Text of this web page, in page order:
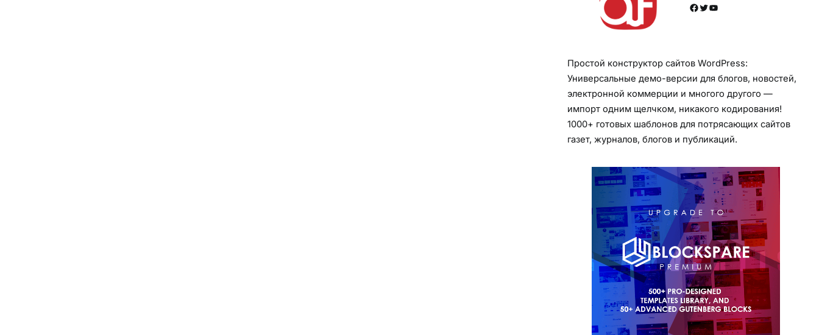
Facebook Twitter YouTube
Простой конструктор сайтов WordPress:
Универсальные демо-версии для блогов, новостей,
электронной коммерции и многого другого —
импорт одним щелчком, никакого кодирования!
1000+ готовых шаблонов для потрясающих сайтов
газет, журналов, блогов и публикаций.